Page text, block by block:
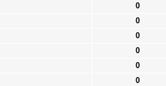
0
0
0
0
0
0